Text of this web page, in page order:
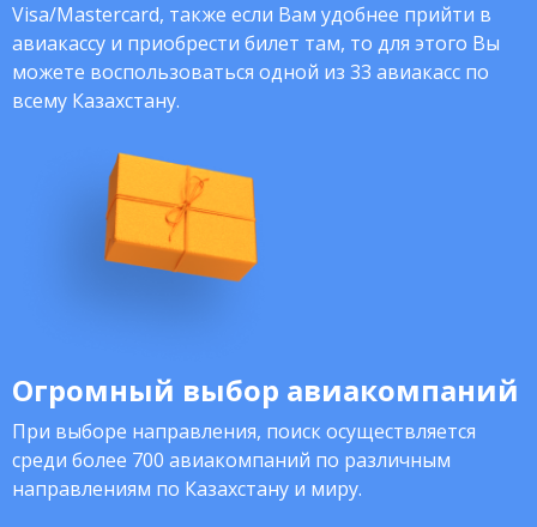
Visa/Mastercard, также если Вам удобнее прийти в
авиакассу и приобрести билет там, то для этого Вы
можете воспользоваться одной из 33 авиакасс по
всему Казахстану.
Огромный выбор авиакомпаний
При выборе направления, поиск осуществляется
среди более 700 авиакомпаний по различным
направлениям по Казахстану и миру.